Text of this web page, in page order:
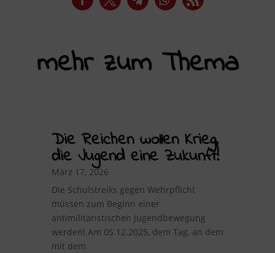
mehr zum Thema
Die Reichen wollen Krieg,
die Jugend eine Zukunft!
März 17, 2026
Die Schulstreiks gegen Wehrpflicht
müssen zum Beginn einer
antimilitaristischen Jugendbewegung
werden! Am 05.12.2025, dem Tag, an dem
mit dem